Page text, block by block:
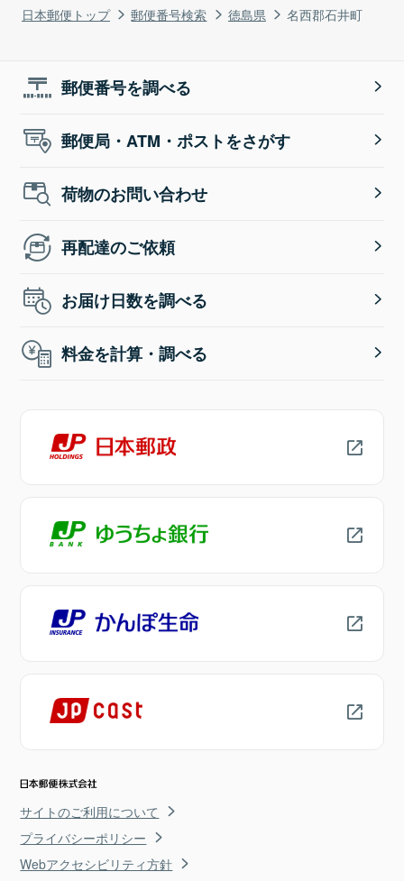
日本郵便トップ 郵便番号検索 徳島県 名西郡石井町
郵便番号を調べる
郵便局・ATM・ポストをさがす
荷物のお問い合わせ
再配達のご依頼
お届け日数を調べる
料金を計算・調べる
サイトのご利用について
プライバシーポリシー
Webアクセシビリティ方針